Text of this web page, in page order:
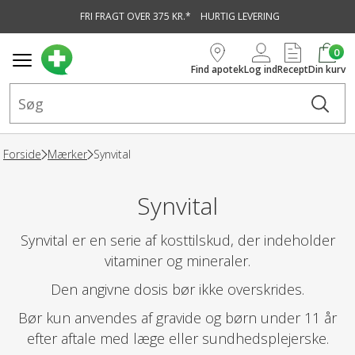
FRI FRAGT OVER 375 KR.* HURTIG LEVERING
Find apotekLog indRecept
0
Din kurv
Forside Mærker Synvital
Synvital
Synvital er en serie af kosttilskud, der indeholder
vitaminer og mineraler.
Den angivne dosis bør ikke overskrides.
Bør kun anvendes af gravide og børn under 11 år
efter aftale med læge eller sundhedsplejerske.